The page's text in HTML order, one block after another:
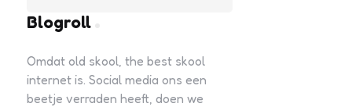
Blogroll
Omdat old skool, the best skool
internet is. Social media ons een
beetje verraden heeft, doen we